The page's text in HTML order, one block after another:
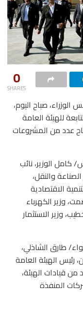
0
SHARES
صباح اليوم،
للهيئة العامة
عدد من المشروعات
كامل الوزير، نائب
والنقل،
الاقتصادية
وزير الكهرباء
وزير الاستثمار
طارق الشاذلي،
رئيس الهيئة العامة
قيادات الهيئة،
المنفذة